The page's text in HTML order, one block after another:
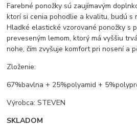
Farebné ponožky sú zaujímavým
ktorí si cenia pohodlie a kvalitu, budú s
Hladké elastické vzorované ponožky s
preveseným lemom, ktorý má vyššiu
nohe, čím zvyšuje komfort pri nosení a
Zloženie:
67%bavlna + 25%polyamid +
Výrobca: STEVEN
SKLADOM